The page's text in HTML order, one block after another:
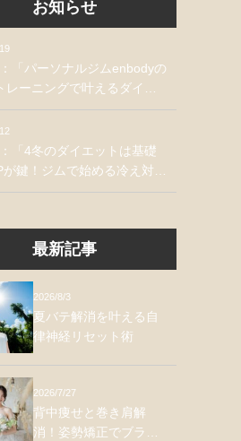
お知らせ
「パーソナルジムenbodyの
レーニングで叶えるダイエ
」掲載のお知らせ
「4冬のダイエットは基礎
が鍵！ジムで始める冷え対
のお知らせ
最新記事
2026/8/3
夏バテ解消を叶える自
律神経リセット術
2026/7/27
背中痩せと巻き肩解
消！姿勢矯正でブラ肉